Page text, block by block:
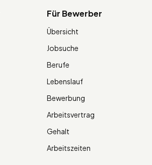
Für Bewerber
Übersicht
Jobsuche
Berufe
Lebenslauf
Bewerbung
Arbeitsvertrag
Gehalt
Arbeitszeiten